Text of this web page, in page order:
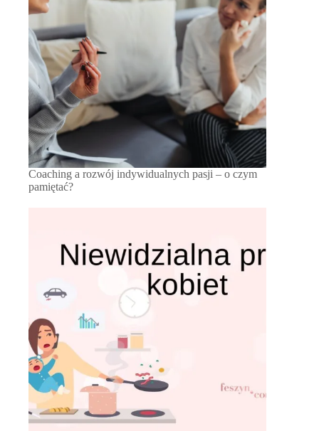
Coaching a rozwój indywidualnych pasji – o czym
pamiętać?